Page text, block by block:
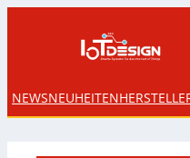
NEWSNEUHEITEN